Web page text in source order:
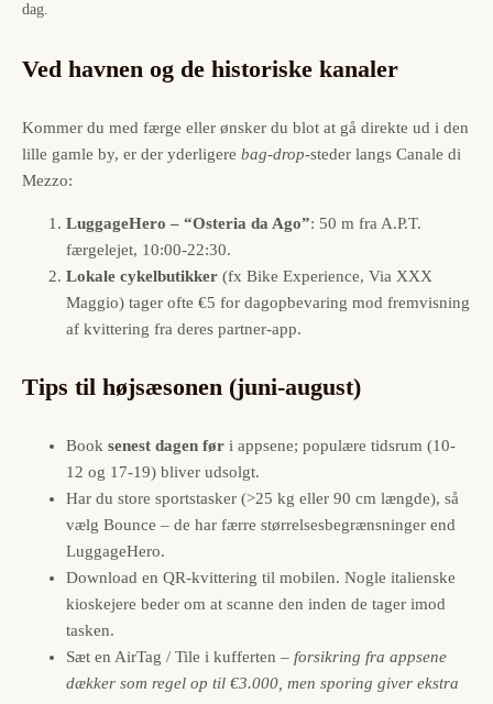
dag.
Ved havnen og de historiske kanaler
Kommer du med færge eller ønsker du blot at gå direkte ud i den
lille gamle by, er der yderligere bag-drop-steder langs Canale di
Mezzo:
LuggageHero – “Osteria da Ago”: 50 m fra A.P.T.
færgelejet, 10:00-22:30.
Lokale cykelbutikker (fx Bike Experience, Via XXX
Maggio) tager ofte €5 for dagopbevaring mod fremvisning
af kvittering fra deres partner-app.
Tips til højsæsonen (juni-august)
Book senest dagen før i appsene; populære tidsrum (10-
12 og 17-19) bliver udsolgt.
Har du store sportstasker (>25 kg eller 90 cm længde), så
vælg Bounce – de har færre størrelsesbegrænsninger end
LuggageHero.
Download en QR-kvittering til mobilen. Nogle italienske
kioskejere beder om at scanne den inden de tager imod
tasken.
Sæt en AirTag / Tile i kufferten – forsikring fra appsene
dækker som regel op til €3.000, men sporing giver ekstra